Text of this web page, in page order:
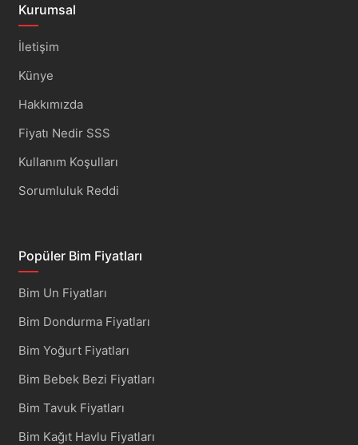
Kurumsal
İletişim
Künye
Hakkımızda
Fiyatı Nedir SSS
Kullanım Koşulları
Sorumluluk Reddi
Popüler Bim Fiyatları
Bim Un Fiyatları
Bim Dondurma Fiyatları
Bim Yoğurt Fiyatları
Bim Bebek Bezi Fiyatları
Bim Tavuk Fiyatları
Bim Kağıt Havlu Fiyatları